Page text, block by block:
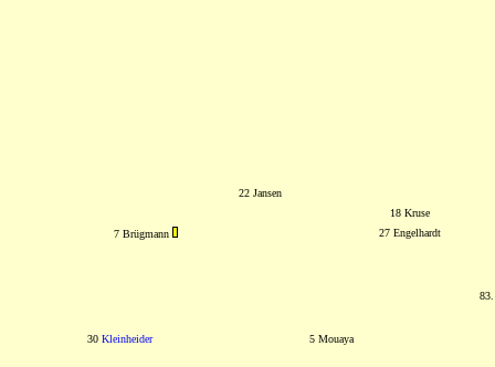
22 Jansen
18 Kruse
7 Brügmann
27 Engelhardt
30 Kleinheider 5 Mouaya